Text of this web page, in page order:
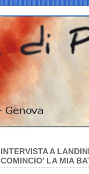
INTERVISTA A
COMINCIO’ LA MIA